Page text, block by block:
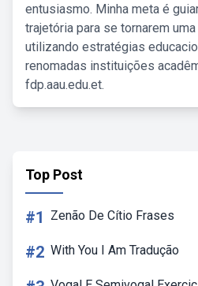
entusiasmo. Minha meta é
trajetória para se tornarem
utilizando estratégias
renomadas instituições
fdp.aau.edu.et.
Top Post
#1 Zenão De Cítio Frases
#2 With You I Am Tradução